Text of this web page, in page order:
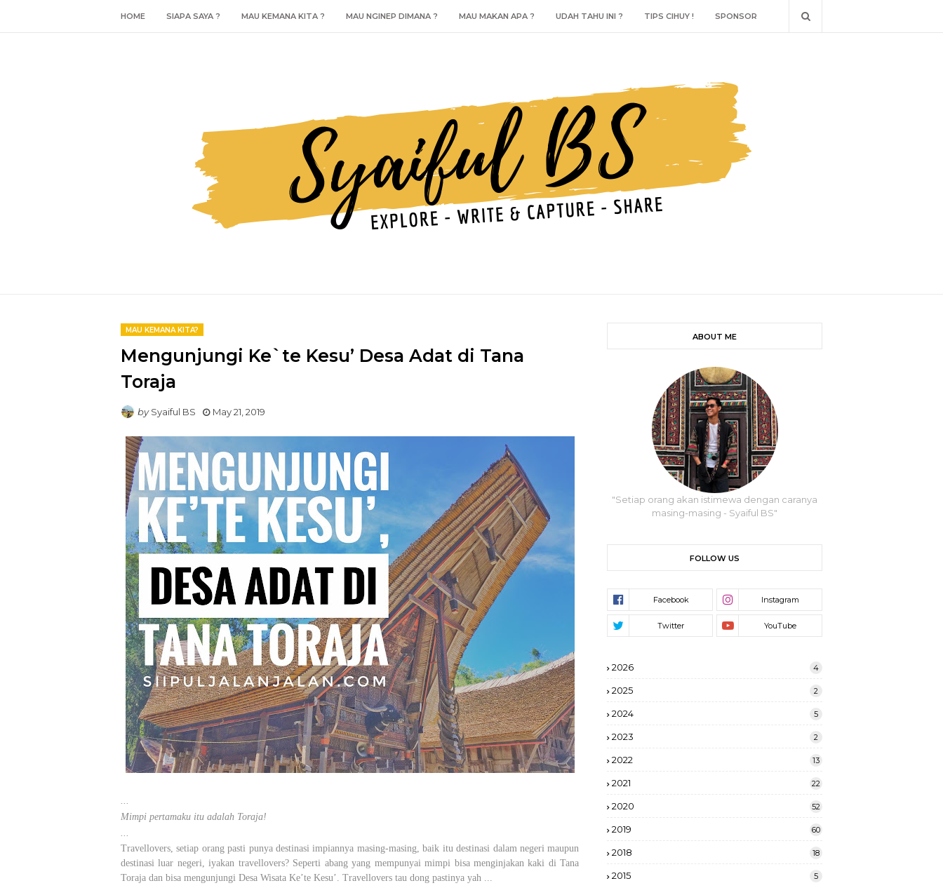
HOME SIAPA SAYA ? MAU KEMANA KITA ? MAU NGINEP DIMANA ? MAU MAKAN APA ? UDAH TAHU INI ? TIPS CIHUY ! SPONSOR
MAU KEMANA KITA?
Mengunjungi Ke`te Kesu’ Desa Adat di Tana
Toraja
by Syaiful BS May 21, 2019
...
Mimpi pertamaku itu adalah Toraja!
...
Travellovers, setiap orang pasti punya destinasi impiannya masing-masing, baik itu destinasi dalam negeri maupun
destinasi luar negeri, iyakan travellovers? Seperti abang yang mempunyai mimpi bisa menginjakan kaki di Tana
Toraja dan bisa mengunjungi Desa Wisata Ke’te Kesu’. Travellovers tau dong pastinya yah ...
ABOUT ME
"Setiap orang akan istimewa dengan caranya
masing-masing - Syaiful BS"
FOLLOW US
2026 4
2025 2
2024 5
2023 2
2022 13
2021 22
2020 52
2019 60
2018 18
2015 5